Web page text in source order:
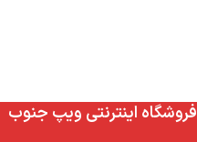
فروشگاه اینترنتی ویپ جنوب